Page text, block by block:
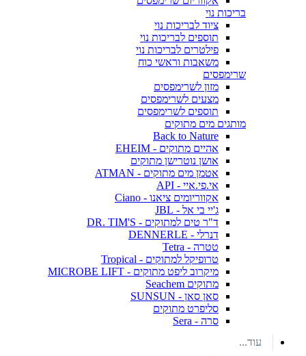
בריכות נוי
ציוד לבריכות נוי
תוספים לבריכות נוי
פילטרים לבריכות נוי
משאבות וראשי כוח
שרימפסים
מזון לשרימפסים
מצעים לשרימפסים
תוספים לשרימפסים
מותגים מים מתוקים
Back to Nature
אהיים מתוקים - EHEIM
אושן נוטרישן מתוקים
אטמן מים מתוקים - ATMAN
אי.פי.איי - API
אקווריומים ציאנו - Ciano
ג'יי בי אל - JBL
ד"ר טים למתוקים - DR. TIM'S
דנרלי - DENNERLE
טטרה - Tetra
טרופיקל למתוקים - Tropical
מיקרוב ליפט מתוקים - MICROBE LIFT
מתוקים Seachem
סאן סאן - SUNSUN
סליפרט מתוקים
סרה - Sera
עוד...